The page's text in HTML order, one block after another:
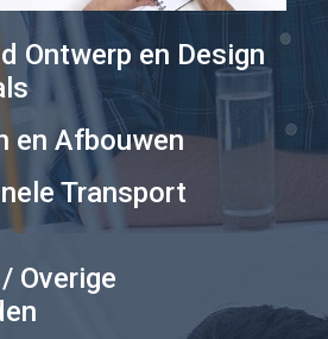
Ontwerp en Design
en Afbouwen
Transport
Overige